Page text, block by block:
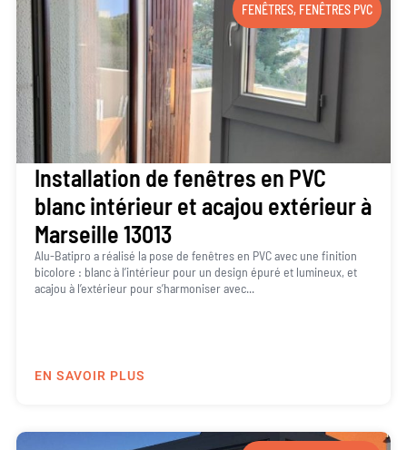
FENÊTRES, FENÊTRES PVC
Installation de fenêtres en PVC
blanc intérieur et acajou extérieur à
Marseille 13013
Alu-Batipro a réalisé la pose de fenêtres en PVC avec une finition
bicolore : blanc à l’intérieur pour un design épuré et lumineux, et
acajou à l’extérieur pour s’harmoniser avec...
EN SAVOIR PLUS